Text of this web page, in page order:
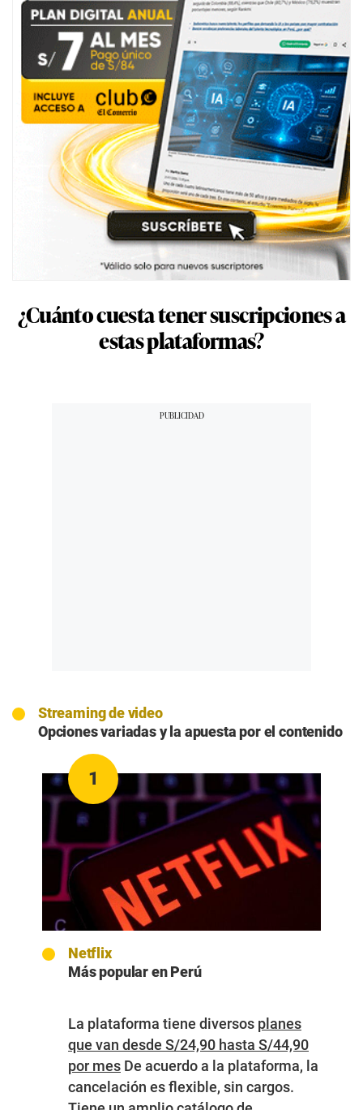
¿Cuánto cuesta tener suscripciones a
estas plataformas?
Streaming de video
Opciones variadas y la apuesta por el contenido
1
Netflix
Más popular en Perú
La plataforma tiene diversos planes
que van desde S/24,90 hasta S/44,90
por mes De acuerdo a la plataforma, la
cancelación es flexible, sin cargos.